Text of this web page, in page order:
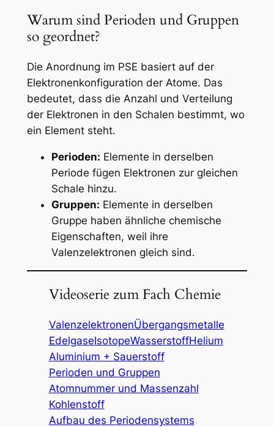
Warum sind Perioden und Gruppen
so geordnet?
Die Anordnung im PSE basiert auf der
Elektronenkonfiguration der Atome. Das
bedeutet, dass die Anzahl und Verteilung
der Elektronen in den Schalen bestimmt, wo
ein Element steht.
Perioden: Elemente in derselben
Periode fügen Elektronen zur gleichen
Schale hinzu.
Gruppen: Elemente in derselben
Gruppe haben ähnliche chemische
Eigenschaften, weil ihre
Valenzelektronen gleich sind.
Videoserie zum Fach Chemie
ValenzelektronenÜbergangsmetalle
EdelgaseIsotopeWasserstoffHelium
Aluminium + Sauerstoff
Perioden und Gruppen
Atomnummer und Massenzahl
Kohlenstoff
Aufbau des Periodensystems